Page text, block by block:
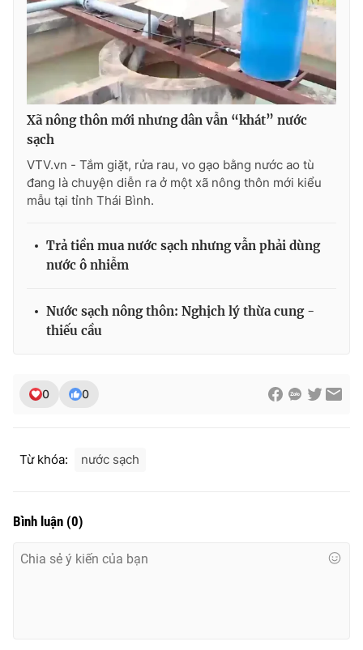
Ðiện thoại Thời báo VTV:024.66 897 897
Email:toasoan@vtv.vn
Liên hệ quảng cáo: 024-7300.7108
thông tin từ website này.
Xã nông thôn mới nhưng dân vẫn “khát” nước
sạch
VTV.vn - Tắm giặt, rửa rau, vo gạo bằng nước ao tù
đang là chuyện diễn ra ở một xã nông thôn mới kiểu
mẫu tại tỉnh Thái Bình.
Trả tiền mua nước sạch nhưng vẫn phải dùng
nước ô nhiễm
Nước sạch nông thôn: Nghịch lý thừa cung -
thiếu cầu
0 0
Từ khóa: nước sạch
Bình luận (0)